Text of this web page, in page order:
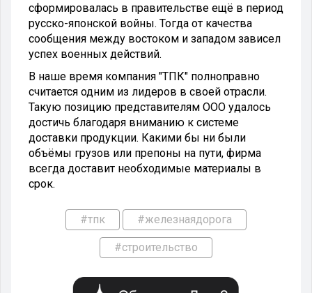
сформировалась в правительстве ещё в период
русско-японской войны. Тогда от качества
сообщения между востоком и западом зависел
успех военных действий.
В наше время компания "ТПК" полноправно
считается одним из лидеров в своей отрасли.
Такую позицию представителям ООО удалось
достичь благодаря вниманию к системе
доставки продукции. Какими бы ни были
объёмы грузов или препоны на пути, фирма
всегда доставит необходимые материалы в
срок.
#тпк #железнаядорога
#строительство